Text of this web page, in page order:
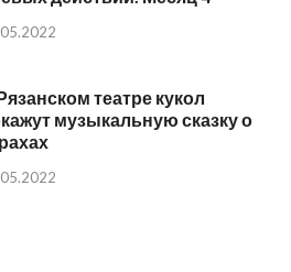
театре кукол
музыкальную сказку о